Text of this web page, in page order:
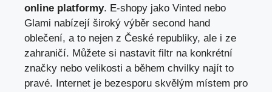
online platformy. E-shopy jako Vinted nebo
⁤Glami nabízejí ‌široký výběr⁢ second hand
oblečení, a ⁣to nejen z České​ republiky, ale​ i ze
zahraničí. Můžete si⁤ nastavit filtr ‌na konkrétní
značky nebo​ velikosti a během‍ chvilky najít to
pravé. Internet je ‍bezesporu⁤ skvělým místem ‌pro